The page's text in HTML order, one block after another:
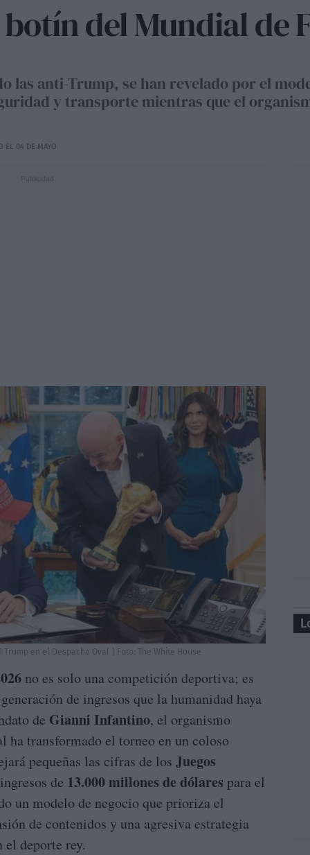
del Mundial de
las anti-Trump, se han revelado por el
y transporte mientras que el
EL 04 DE MAYO
en el Despacho Oval | Foto: The White House
no es solo una competición deportiva; es
de ingresos que la humanidad haya
de Gianni Infantino, el organismo
transformado el torneo en un coloso
pequeñas las cifras de los Juegos
de 13.000 millones de dólares para el
un modelo de negocio que prioriza el
de contenidos y una agresiva estrategia
el deporte rey.